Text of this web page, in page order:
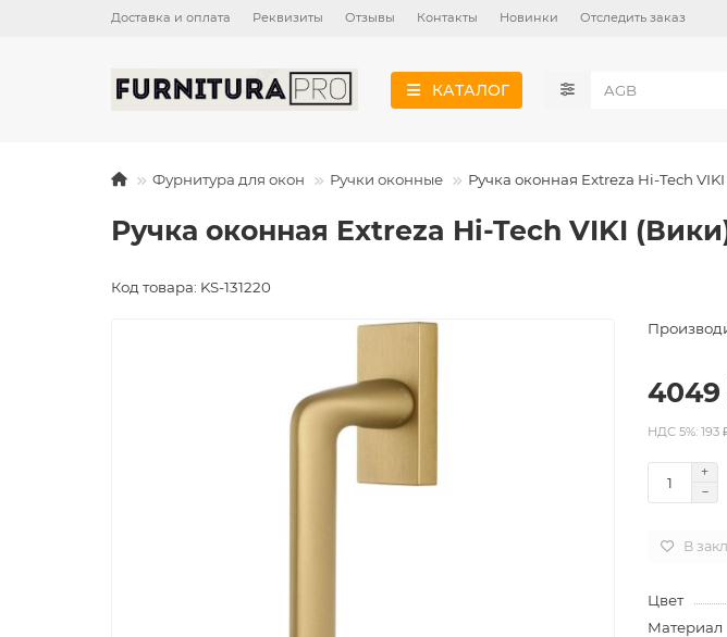
Доставка и оплата Реквизиты Отзывы Контакты Новинки Отследить заказ
КАТАЛОГ
Фурнитура для окон Ручки оконные Ручка оконная Extreza Hi-Tech
Ручка оконная Extreza Hi-Tech VIKI
Код товара: KS-131220
4049
НДС 5%: 193
В
Цвет
Материал